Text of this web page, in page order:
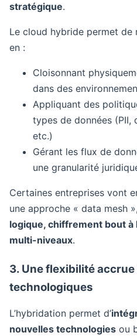
stratégique.
Le cloud hybride permet de
en :
Cloisonnant
dans des
Appliquant des
types de données (PII,
etc.)
Gérant les flux de
une granularité
Certaines entreprises vont
une approche « data mesh
logique, chiffrement bout
multi-niveaux.
3. Une flexibilité
technologiques
L’hybridation permet d’
nouvelles technologies ou